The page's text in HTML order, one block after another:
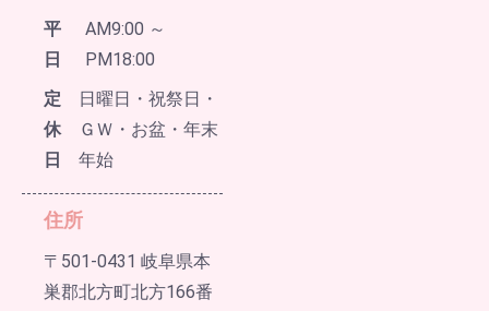
平
日
AM9:00 ～
PM18:00
定
休
日
日曜日・祝祭日・
ＧＷ・お盆・年末
年始
住所
〒501-0431 岐阜県本
巣郡北方町北方166番